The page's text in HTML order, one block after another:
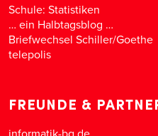
Schule: Statistiken
… ein Halbtagsblog …
Briefwechsel Schiller/Goethe
telepolis
FREUNDE &
informatik-bg.de